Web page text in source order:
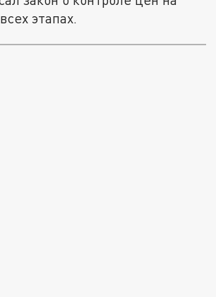
этапах.